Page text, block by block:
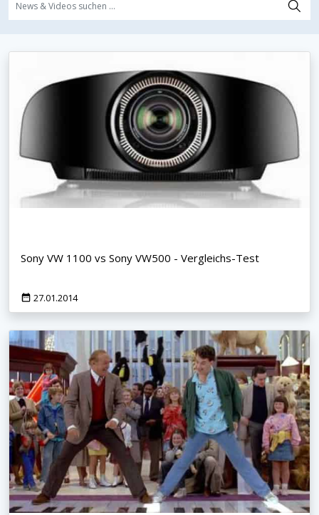
Sony VW 1100 vs Sony VW500 - Vergleichs-Test
27.01.2014